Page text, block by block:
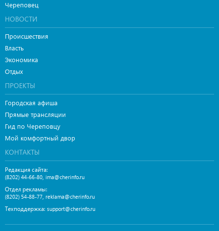
Череповец
НОВОСТИ
Происшествия
Власть
Экономика
Отдых
ПРОЕКТЫ
Городская афиша
Прямые трансляции
Гид по Череповцу
Мой комфортный двор
КОНТАКТЫ
Редакция сайта:
(8202) 44-66-80, ima@cherinfo.ru
Отдел рекламы:
(8202) 54-88-77, reklama@cherinfo.ru
Техподдержка: support@cherinfo.ru